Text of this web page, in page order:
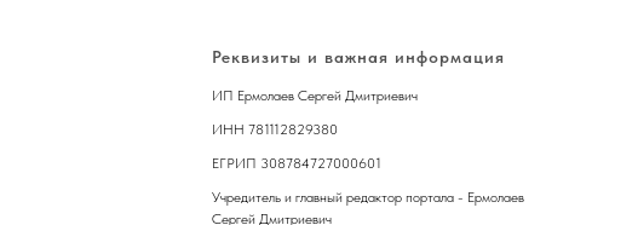
Реквизиты и важная информация
ИП Ермолаев Сергей Дмитриевич
ИНН 781112829380
ЕГРИП 308784727000601
Учредитель и главный редактор портала - Ермолаев
Сергей Дмитриевич